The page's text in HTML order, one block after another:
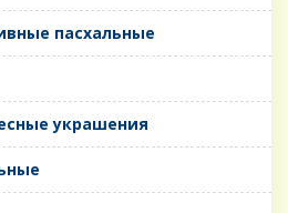
пасхальные
украшения